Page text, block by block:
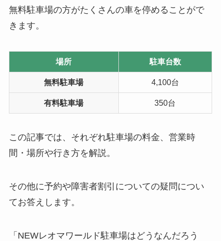
無料駐車場の方がたくさんの車を停めることがで
きます。
場所 駐車台数
無料駐車場 4,100台
有料駐車場 350台
この記事では、それぞれ駐車場の料金、営業時
間・場所や行き方を解説。
その他に予約や障害者割引についての疑問につい
てお答えします。
「NEWレオマワールド駐車場はどうなんだろう